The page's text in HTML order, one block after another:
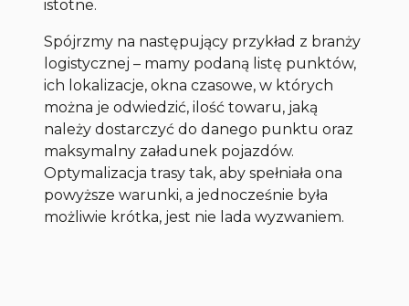
istotne.
Spójrzmy na następujący przykład z branży
logistycznej – mamy podaną listę punktów,
ich lokalizacje, okna czasowe, w których
można je odwiedzić, ilość towaru, jaką
należy dostarczyć do danego punktu oraz
maksymalny załadunek pojazdów.
Optymalizacja trasy tak, aby spełniała ona
powyższe warunki, a jednocześnie była
możliwie krótka, jest nie lada wyzwaniem.